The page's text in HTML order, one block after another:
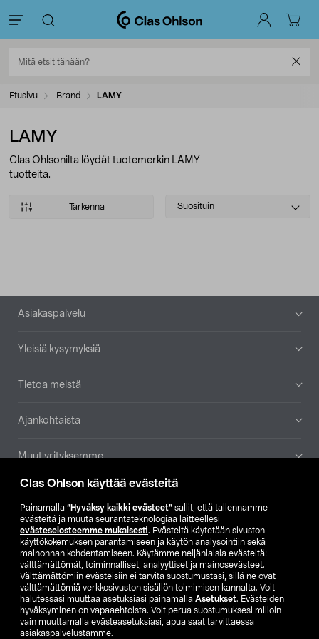
Clas Ohlson käyttää evästeitä
Painamalla ”Hyväksy kaikki evästeet” sallit, että tallennamme
evästeitä ja muuta seurantateknologiaa laitteellesi
evästeselosteemme mukaisesti. Evästeitä käytetään sivuston
käyttökokemuksen parantamiseen ja käytön analysointiin sekä
mainonnan kohdentamiseen. Käytämme neljänlaisia evästeitä:
välttämättömät, toiminnalliset, analyyttiset ja mainosevästeet.
Välttämättömiin evästeisiin ei tarvita suostumustasi, sillä ne ovat
välttämättömiä verkkosivuston sisällön toimimisen kannalta. Voit
halutessasi muuttaa asetuksiasi painamalla Asetukset. Evästeiden
hyväksyminen on vapaaehtoista. Voit perua suostumuksesi milloin
vain muuttamalla evästeasetuksiasi, apua saat tarvittaessa
asiakaspalvelustamme.
Etusivu Brand LAMY
LAMY
Clas Ohlsonilta löydät tuotemerkin LAMY
tuotteita.
Tarkenna
Select
Suosituin
Alatunniste
Asiakaspalvelu
Yleisiä kysymyksiä
Tietoa meistä
Ajankohtaista
Muut yrityksemme
Etsi myymälä
SE NO FI
FI SV